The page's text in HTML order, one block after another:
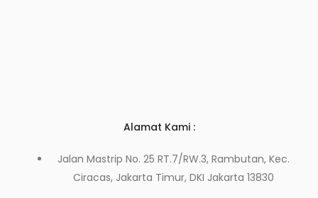
Alamat Kami :
Jalan Mastrip No. 25 RT.7/RW.3, Rambutan, Kec.
Ciracas, Jakarta Timur, DKI Jakarta 13830